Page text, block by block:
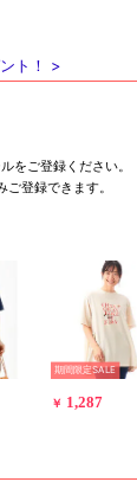
ト！ >
をご登録ください。
登録できます。
期間限定SALE
￥ 1,287